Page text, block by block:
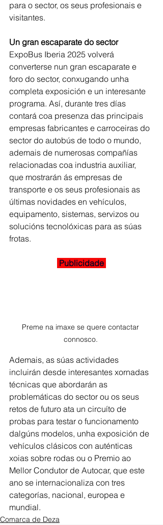
para o sector, os seus profesionais e
visitantes.
Un gran escaparate do sector
ExpoBus Iberia 2025 volverá
converterse nun gran escaparate e
foro do sector, conxugando unha
completa exposición e un interesante
programa. Así, durante tres días
contará coa presenza das principais
empresas fabricantes e carroceiras do
sector do autobús de todo o mundo,
ademais de numerosas compañías
relacionadas coa industria auxiliar,
que mostrarán ás empresas de
transporte e os seus profesionais as
últimas novidades en vehículos,
equipamento, sistemas, servizos ou
solucións tecnolóxicas para as súas
frotas.
Publicidade
Preme na imaxe se quere contactar
connosco.
Ademais, as súas actividades
incluirán desde interesantes xornadas
técnicas que abordarán as
problemáticas do sector ou os seus
retos de futuro ata un circuíto de
probas para testar o funcionamento
dalgúns modelos, unha exposición de
vehículos clásicos con auténticas
xoias sobre rodas ou o Premio ao
Mellor Condutor de Autocar, que este
ano se internacionaliza con tres
categorías, nacional, europea e
mundial.
Comarca de Deza